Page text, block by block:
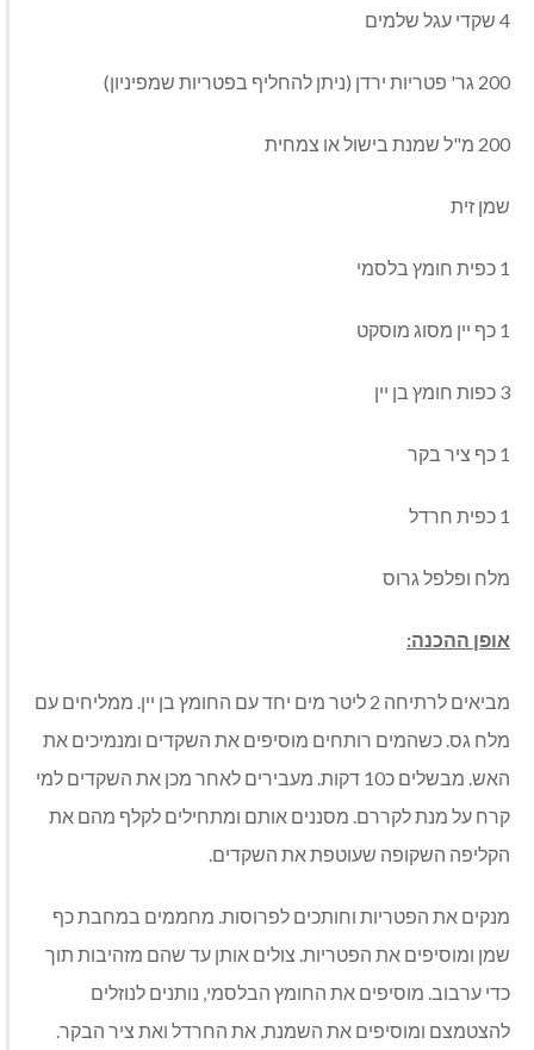
4 שקדי עגל שלמים
200 גר' פטריות ירדן (ניתן להחליף בפטריות שמפיניון)
200 מ"ל שמנת בישול או צמחית
שמן זית
1 כפית חומץ בלסמי
1 כף יין מסוג מוסקט
3 כפות חומץ בן יין
1 כף ציר בקר
1 כפית חרדל
מלח ופלפל גרוס
אופן ההכנה:
מביאים לרתיחה 2 ליטר מים יחד עם החומץ בן יין. ממליחים עם
מלח גס. כשהמים רותחים מוסיפים את השקדים ומנמיכים את
האש. מבשלים כ10 דקות. מעבירים לאחר מכן את השקדים למי
קרח על מנת לקררם. מסננים אותם ומתחילים לקלף מהם את
הקליפה השקופה שעוטפת את השקדים.
מנקים את הפטריות וחותכים לפרוסות. מחממים במחבת כף
שמן ומוסיפים את הפטריות. צולים אותן עד שהם מזהיבות תוך
כדי ערבוב. מוסיפים את החומץ הבלסמי, נותנים לנוזלים
להצטמצם ומוסיפים את השמנת, את החרדל ואת ציר הבקר.